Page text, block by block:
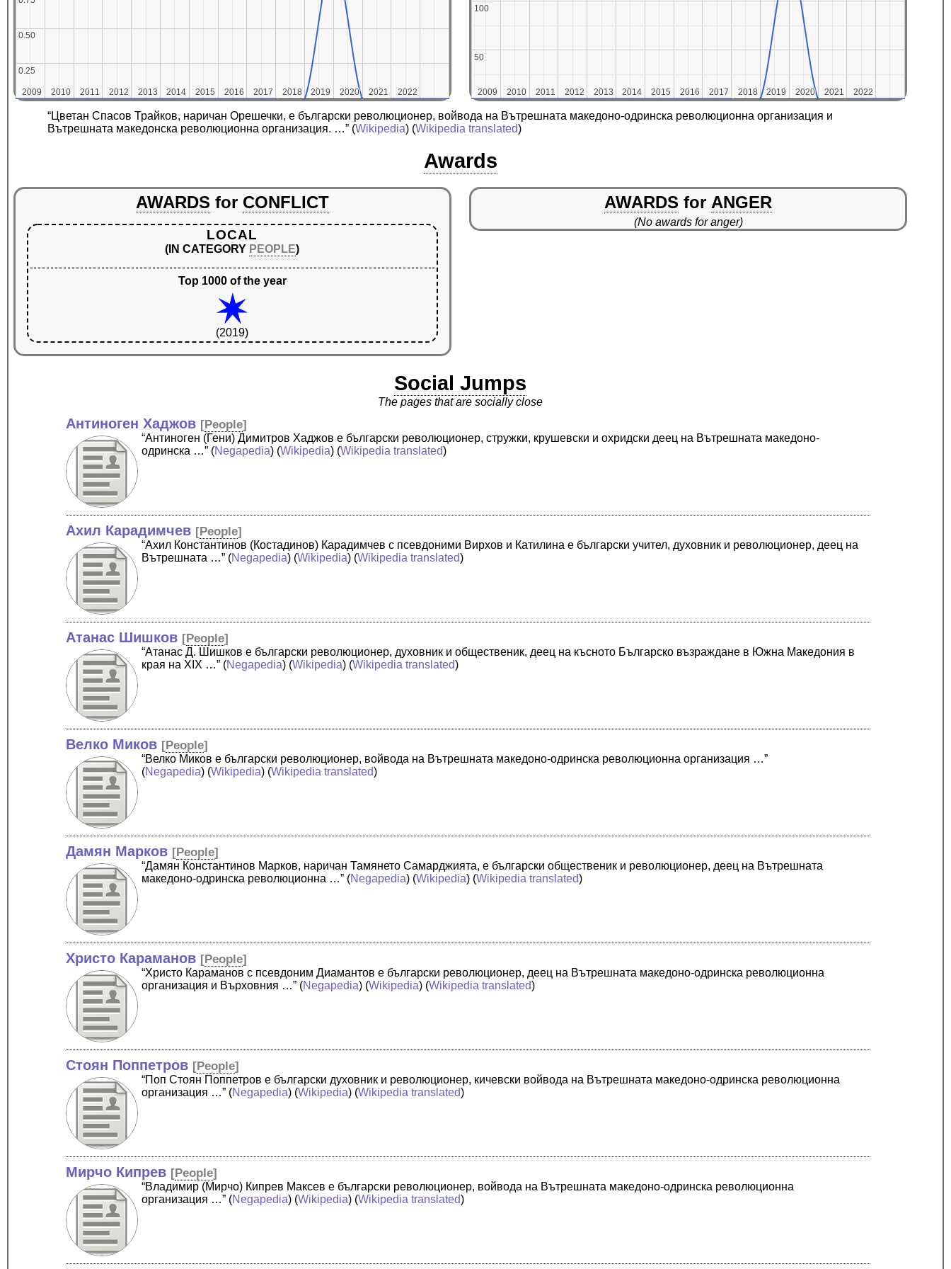
2009
2009 2010
2010 2011
2011 2012
2012 2013
2013 2014
2014 2015
2015 2016
2016 2017
2017 2018
2018 2019
2019 2020
2020 2021
2021 2022
2022
0.25
0.25
0.50
0.50
2009
2009 2010
2010 2011
2011 2012
2012 2013
2013 2014
2014 2015
2015 2016
2016 2017
2017 2018
2018 2019
2019 2020
2020 2021
2021 2022
2022
50
50
100
100
“Цветан Спасов Трайков, наричан Орешечки, е български революционер, войвода на Вътрешната македоно-одринска революционна организация и
Вътрешната македонска революционна организация. …” (Wikipedia) (Wikipedia translated)
Awards
AWARDS for CONFLICT
LOCAL
(IN CATEGORY PEOPLE)
Top 1000 of the year
(2019)
AWARDS for ANGER
(No awards for anger)
Social Jumps
The pages that are socially close
Антиноген Хаджов [People]
“Антиноген (Гени) Димитров Хаджов е български революционер, стружки, крушевски и охридски деец на Вътрешната македоно-
одринска …” (Negapedia) (Wikipedia) (Wikipedia translated)
Ахил Карадимчев [People]
“Ахил Константинов (Костадинов) Карадимчев с псевдоними Вирхов и Катилина е български учител, духовник и революционер, деец на
Вътрешната …” (Negapedia) (Wikipedia) (Wikipedia translated)
Атанас Шишков [People]
“Атанас Д. Шишков е български революционер, духовник и общественик, деец на късното Българско възраждане в Южна Македония в
края на XIX …” (Negapedia) (Wikipedia) (Wikipedia translated)
Велко Миков [People]
“Велко Миков е български революционер, войвода на Вътрешната македоно-одринска революционна организация …”
(Negapedia) (Wikipedia) (Wikipedia translated)
Дамян Марков [People]
“Дамян Константинов Марков, наричан Тамянето Самарджията, е български общественик и революционер, деец на Вътрешната
македоно-одринска революционна …” (Negapedia) (Wikipedia) (Wikipedia translated)
Христо Караманов [People]
“Христо Караманов с псевдоним Диамантов е български революционер, деец на Вътрешната македоно-одринска революционна
организация и Върховния …” (Negapedia) (Wikipedia) (Wikipedia translated)
Стоян Поппетров [People]
“Поп Стоян Поппетров е български духовник и революционер, кичевски войвода на Вътрешната македоно-одринска революционна
организация …” (Negapedia) (Wikipedia) (Wikipedia translated)
Мирчо Кипрев [People]
“Владимир (Мирчо) Кипрев Максев е български революционер, войвода на Вътрешната македоно-одринска революционна
организация …” (Negapedia) (Wikipedia) (Wikipedia translated)